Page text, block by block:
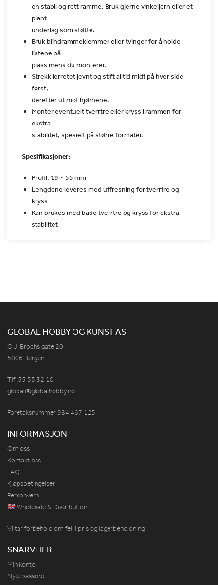
en stabil og rett ramme. Bruk gjerne vinkeljern eller et
plant
underlag som støtte.
Bruk blindrammeklemmer eller tvinger for å holde
listene på
plass mens du monterer.
Strekk lerretet jevnt og stift alltid midt på hver side
først,
deretter ut mot hjørnene.
Monter eventuelt tverrtre eller kryss i rammen for
ekstra
stabilitet, spesielt på større formater.
Spesifikasjoner:
Profil: 19 × 55 mm
Lengdene leveres med utfresning for tverrtre og
kryss
Kan brukes med både tverrtre og kryss for ekstra
stabilitet
GLOBAL HOBBY OG KUNST AS
O.J. Brochs gate 20
5006 Bergen
Tlf: 55 55 32 10
global@globalhobby.no
Foretaksnummer 984 467 125
INFORMASJON
Om oss
Kontakt oss
FAQ
Kjøpsbetingelser
Personvern
Wholesale & Distribution
Vi tar forbehold om feil i pris og lagerbeholdning
SNARVEIER
Min konto
Nytt passord